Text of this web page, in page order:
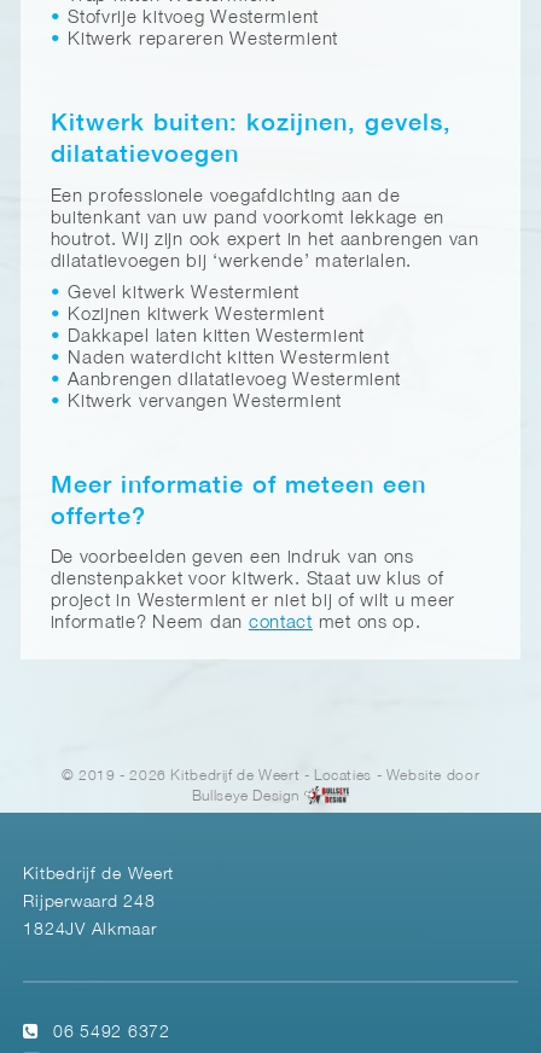
Stofvrije kitvoeg Westermient
Kitwerk repareren Westermient
Kitwerk buiten: kozijnen, gevels,
dilatatievoegen
Een professionele voegafdichting aan de
buitenkant van uw pand voorkomt lekkage en
houtrot. Wij zijn ook expert in het aanbrengen van
dilatatievoegen bij ‘werkende’ materialen.
Gevel kitwerk Westermient
Kozijnen kitwerk Westermient
Dakkapel laten kitten Westermient
Naden waterdicht kitten Westermient
Aanbrengen dilatatievoeg Westermient
Kitwerk vervangen Westermient
Meer informatie of meteen een
offerte?
De voorbeelden geven een indruk van ons
dienstenpakket voor kitwerk. Staat uw klus of
project in Westermient er niet bij of wilt u meer
informatie? Neem dan contact met ons op.
© 2019 - 2026 Kitbedrijf de Weert - Locaties - Website door
Bullseye Design
Kitbedrijf de Weert
Rijperwaard 248
1824JV Alkmaar
06 5492 6372